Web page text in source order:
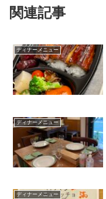
関連記事
ディナーメニュー
ディナーメニュー
ディナーメニュー